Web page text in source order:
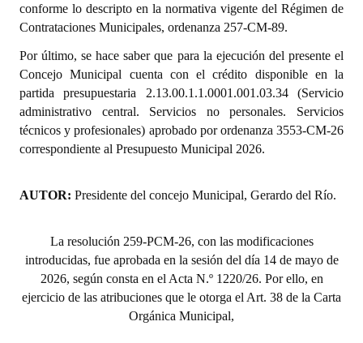
Antiguos Pobladores
Noticias Destacadas
Registros y Distinciones
Datos Históricos
Premio al Mérito - Registro
Audiencias Públicas - Registro
Periodistas Decanos - Registro
Ciudadano Ilustre - Registro
Banca del Vecino - Registro
conforme lo descripto en la normativa vigente del Régimen de
Contrataciones Municipales, ordenanza 257-CM-89.
Por último, se hace saber que para la ejecución del presente el
Concejo Municipal cuenta con el crédito disponible en la
partida presupuestaria 2.13.00.1.1.0001.001.03.34 (Servicio
administrativo central. Servicios no personales. Servicios
técnicos y profesionales) aprobado por ordenanza 3553-CM-26
correspondiente al Presupuesto Municipal 2026.
AUTOR: Presidente del concejo Municipal, Gerardo del Río.
La resolución 259-PCM-26, con las modificaciones
introducidas, fue aprobada en la sesión del día 14 de mayo de
2026, según consta en el Acta N.º 1220/26. Por ello, en
ejercicio de las atribuciones que le otorga el Art. 38 de la Carta
Orgánica Municipal,